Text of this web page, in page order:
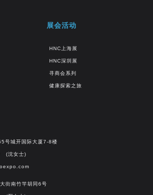
展会活动
HNC上海展
HNC深圳展
寻商会系列
健康探索之旅
号城开国际大厦7-8楼
(沈女士)
街南竹竿胡同6号